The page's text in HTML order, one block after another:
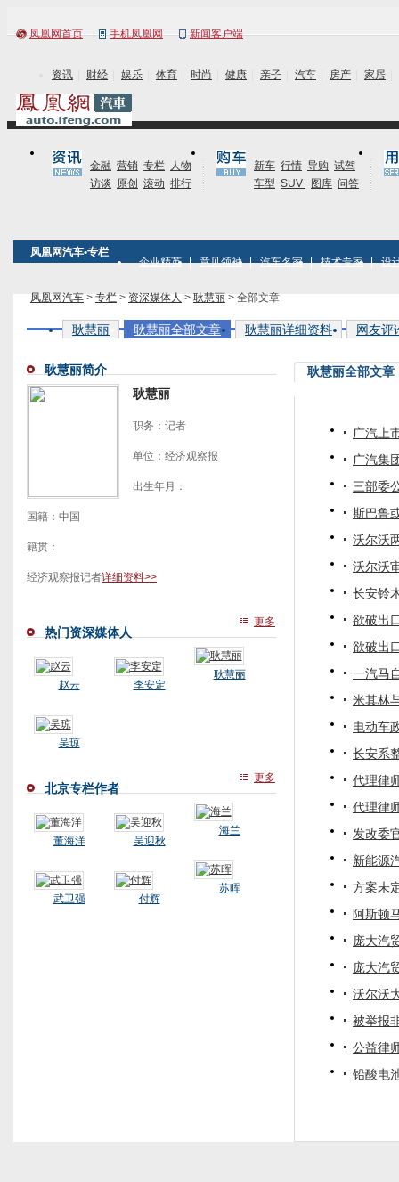
凤凰网首页 手机凤凰网 新闻客户端
资讯 财经 娱乐 体育 时尚 健康 亲子 汽车 房产 家居
金融 营销 专栏 人物
访谈 原创 滚动 排行
新车 行情 导购 试驾
车型 SUV 图库 问答
凤凰网汽车•专栏
企业精英 意见领袖 汽车名家 技术专家 设
凤凰网汽车 > 专栏 > 资深媒体人 > 耿慧丽 > 全部文章
耿慧丽 耿慧丽全部文章 耿慧丽详细资料 网友评
耿慧丽简介
耿慧丽
职务：记者
单位：经济观察报
出生年月：
国籍：中国
籍贯：
经济观察报记者详细资料>>
热门资深媒体人
更多
赵云 李安定
耿慧丽
吴琼
北京专栏作者
更多
董海洋 吴迎秋
海兰
武卫强 付辉
苏晖
耿慧丽全部文章
广汽上
广汽集
三部委
斯巴鲁
沃尔沃
沃尔沃
长安铃
欲破出
欲破出
一汽马
米其林
电动车
长安系
代理律
代理律
发改委
新能源
方案未
阿斯顿
庞大汽
庞大汽
沃尔沃
被举报
公益律
铅酸电